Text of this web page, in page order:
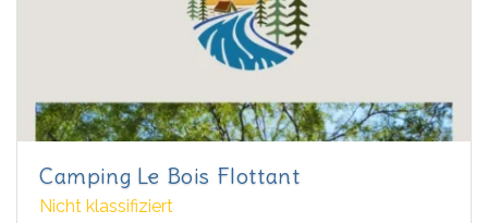
Camping Le Bois Flottant
Nicht klassifiziert